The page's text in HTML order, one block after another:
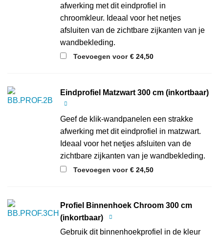
afwerking met dit eindprofiel in
chroomkleur. Ideaal voor het netjes
afsluiten van de zichtbare zijkanten van je
wandbekleding.
Toevoegen voor € 24,50
Eindprofiel Matzwart 300 cm (inkortbaar)
Geef de klik-wandpanelen een strakke
afwerking met dit eindprofiel in matzwart.
Ideaal voor het netjes afsluiten van de
zichtbare zijkanten van je wandbekleding.
Toevoegen voor € 24,50
Profiel Binnenhoek Chroom 300 cm
(inkortbaar)
Gebruik dit binnenhoekprofiel in de kleur